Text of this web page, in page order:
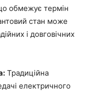
обмежує термін
стан може
і довговічних
Традиційна
електричного